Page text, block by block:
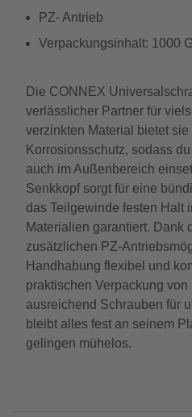
PZ- Antrieb
Verpackungsinhalt: 1000
Die CONNEX
verlässlicher Partner für
verzinkten Material bietet sie
Korrosionsschutz, sodass
auch im Außenbereich
Senkkopf sorgt für eine
das Teilgewinde festen Halt
Materialien garantiert. Dank
zusätzlichen PZ-
Handhabung flexibel und
praktischen Verpackung
ausreichend Schrauben für
bleibt alles fest an seinem
gelingen mühelos.